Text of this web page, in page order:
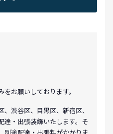
お願いしております。
渋谷区、目黒区、新宿区、
達・出張装飾いたします。そ